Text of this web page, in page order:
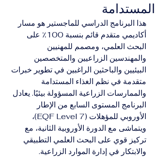
المستدامة
هذا البرنامج الدراسي للماجستير هو مسار
أكاديمي متقدم قائم بنسبة 100٪ على
البحث العلمي، ومصمم للمهنيين
والمهندسين الزراعيين والمتخصصين
البيئيين والباحثين الراغبين في تطوير خبرات
متقدمة في نظم الغذاء المستدامة
والممارسات الزراعية المسؤولة بيئيًا. يعادل
البرنامج المستوى السابع من الإطار
الأوروبي للمؤهلات (EQF Level 7)،
ويتماشى مع الدورة الأوروبية الثانية، مع
تركيز قوي على البحث العلمي التطبيقي
والابتكار في إدارة الموارد الزراعية.